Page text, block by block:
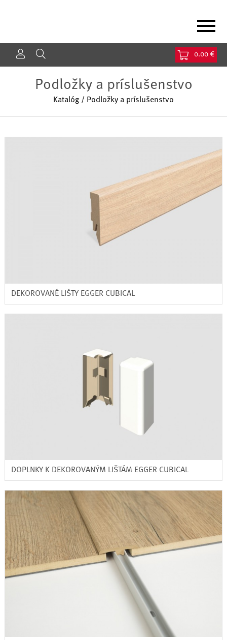
0.00 €
Podložky a príslušenstvo
Katalóg / Podložky a príslušenstvo
DEKOROVANÉ LIŠTY EGGER CUBICAL
DOPLNKY K DEKOROVANÝM LIŠTÁM EGGER CUBICAL